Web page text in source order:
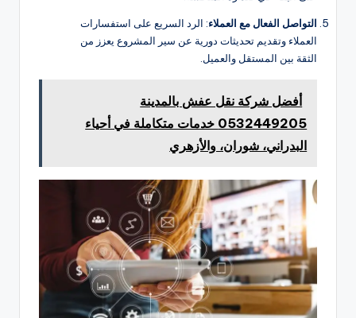
التواصل الفعال مع العملاء: الرد السريع على استفسارات
العملاء وتقديم تحديثات دورية عن سير المشروع يعزز من
الثقة بين المستقل والعميل.
أفضل شركة نقل عفش بالمدينة
0532449205 خدمات متكاملة في أحياء
البدراني، شوران، والأزهري